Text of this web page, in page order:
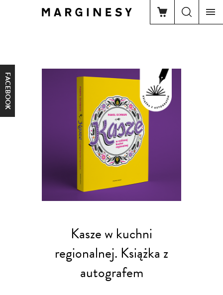
FACEBOOK
Kasze w kuchni
regionalnej. Książka z
autografem